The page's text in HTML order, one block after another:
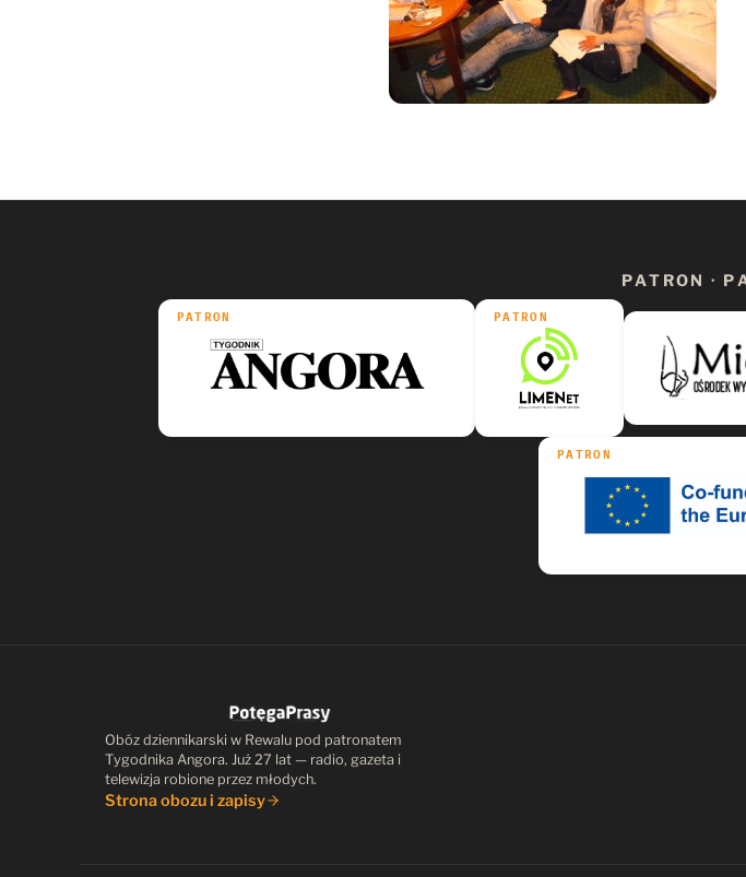
PATRON ·
PATRON PATRON
PATRON
Obóz dziennikarski w Rewalu pod patronatem
Tygodnika Angora. Już 27 lat — radio, gazeta i
telewizja robione przez młodych.
Strona obozu i zapisy